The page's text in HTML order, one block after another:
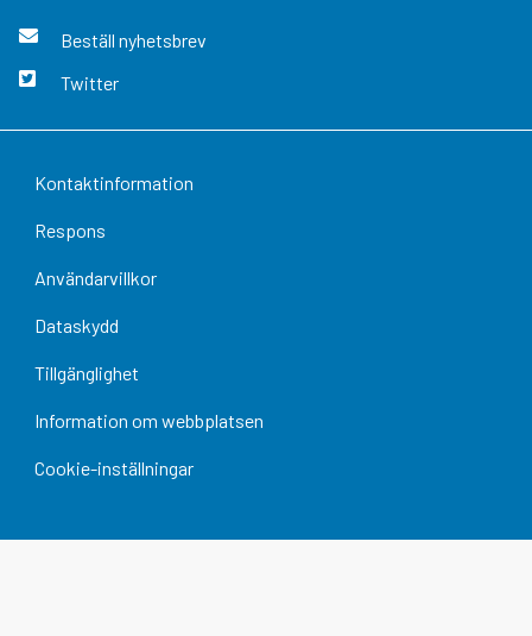
Beställ nyhetsbrev
Twitter
Kontaktinformation
Respons
Användarvillkor
Dataskydd
Tillgänglighet
Information om webbplatsen
Cookie-inställningar